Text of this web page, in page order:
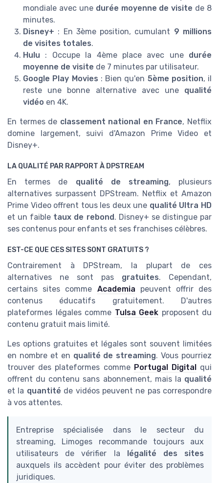
mondiale avec une durée moyenne de visite de 8
minutes.
Disney+ : En 3ème position, cumulant 9 millions
de visites totales.
Hulu : Occupe la 4ème place avec une durée
moyenne de visite de 7 minutes par utilisateur.
Google Play Movies : Bien qu'en 5ème position, il
reste une bonne alternative avec une qualité
vidéo en 4K.
En termes de classement national en France, Netflix
domine largement, suivi d'Amazon Prime Video et
Disney+.
LA QUALITÉ PAR RAPPORT À DPSTREAM
En termes de qualité de streaming, plusieurs
alternatives surpassent DPStream. Netflix et Amazon
Prime Video offrent tous les deux une qualité Ultra HD
et un faible taux de rebond. Disney+ se distingue par
ses contenus pour enfants et ses franchises célèbres.
EST-CE QUE CES SITES SONT GRATUITS ?
Contrairement à DPStream, la plupart de ces
alternatives ne sont pas gratuites. Cependant,
certains sites comme Academia peuvent offrir des
contenus éducatifs gratuitement. D'autres
plateformes légales comme Tulsa Geek proposent du
contenu gratuit mais limité.
Les options gratuites et légales sont souvent limitées
en nombre et en qualité de streaming. Vous pourriez
trouver des plateformes comme Portugal Digitalqui
offrent du contenu sans abonnement, mais la qualité
et la quantité de vidéos peuvent ne pas correspondre
à vos attentes.
Entreprise spécialisée dans le secteur du
streaming, Limoges recommande toujours aux
utilisateurs de vérifier la légalité des sites
auxquels ils accèdent pour éviter des problèmes
juridiques.